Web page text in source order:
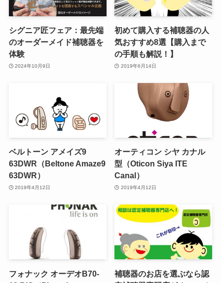
シグニア匠フェア：最先端
のオーダーメイド補聴器を
体験
2024年10月9日
初めて購入する補聴器の人
気おすすめ8選【購入まで
の手順も解説！】
2019年6月14日
ベルトーン アメイズ9
63DWR（Beltone Amaze9
63DWR）
2019年4月12日
オーティコン シヤ カナル
型（Oticon Siya ITE
Canal）
2019年4月12日
フォナック オーデオB70-
補聴器のお店を選ぶなら認